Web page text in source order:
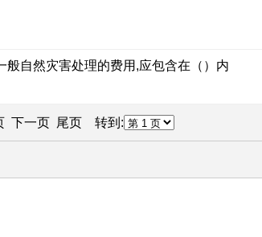
自然灾害处理的费用,应包含在（）内
下一页 尾页转到: